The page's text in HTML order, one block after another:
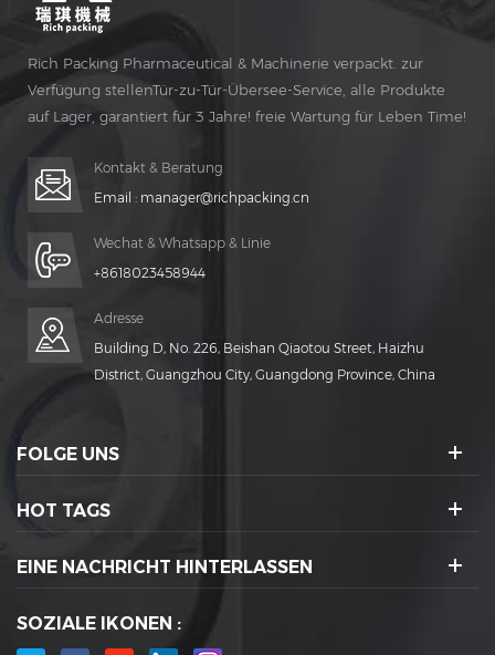
Rich Packing Pharmaceutical & Machinerie verpackt. zur
Verfügung stellenTür-zu-Tür-Übersee-Service, alle Produkte
auf Lager, garantiert für 3 Jahre! freie Wartung für Leben Time!
Kontakt & Beratung
Email : manager@richpacking.cn
Wechat & Whatsapp & Linie
+8618023458944
Adresse
Building D, No. 226, Beishan Qiaotou Street, Haizhu
District, Guangzhou City, Guangdong Province, China
FOLGE UNS
HOT TAGS
EINE NACHRICHT HINTERLASSEN
SOZIALE IKONEN :